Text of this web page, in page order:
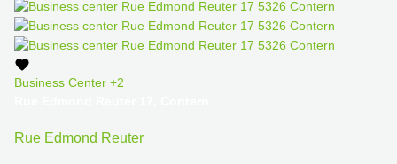
Business Center +2
Rue Edmond Reuter